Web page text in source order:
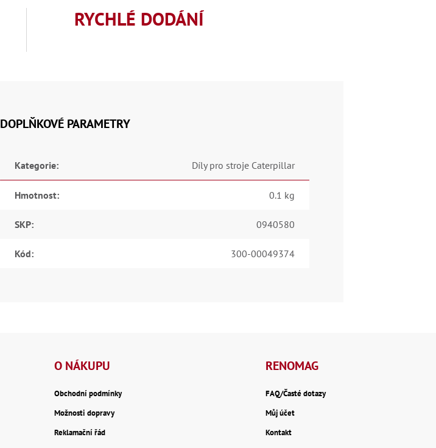
RYCHLÉ DODÁNÍ
DOPLŇKOVÉ PARAMETRY
Kategorie: Díly pro stroje Caterpillar
Hmotnost: 0.1 kg
SKP: 0940580
Kód: 300-00049374
O NÁKUPU
Obchodní podmínky
Možnosti dopravy
Reklamační řád
RENOMAG
FAQ/Časté dotazy
Můj účet
Kontakt